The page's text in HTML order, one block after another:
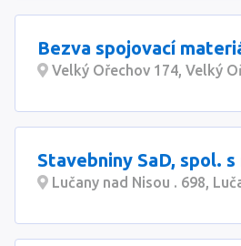
Bezva spojovací
Velký Ořechov 174, Velký
Stavebniny SaD, spol. s
Lučany nad Nisou . 698,